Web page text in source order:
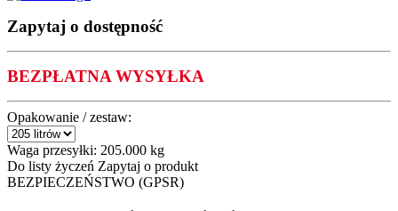
Zapytaj o dostępność
BEZPŁATNA WYSYŁKA
Opakowanie / zestaw:
Waga przesyłki: 205.000 kg
Do listy życzeń Zapytaj o produkt
BEZPIECZEŃSTWO (GPSR)